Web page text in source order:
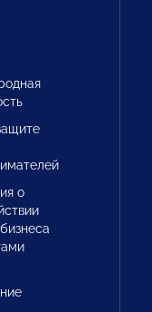
о